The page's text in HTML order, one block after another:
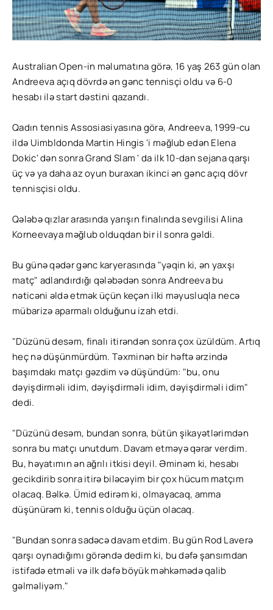
Australian Open-in məlumatına görə, 16 yaş 263 gün olan
Andreeva açıq dövrdə ən gənc tennisçi oldu və 6-0
hesabı ilə start dəstini qazandı.
Qadın tennis Assosiasiyasına görə, Andreeva, 1999-cu
ildə Uimbldonda Martin Hingis 'i məğlub edən Elena
Dokic' dən sonra Grand Slam ' da ilk 10-dan sejana qarşı
üç və ya daha az oyun buraxan ikinci ən gənc açıq dövr
tennisçisi oldu.
Qələbə qızlar arasında yarışın finalında sevgilisi Alina
Korneevaya məğlub olduqdan bir il sonra gəldi.
Bu günə qədər gənc karyerasında "yəqin ki, ən yaxşı
matç" adlandırdığı qələbədən sonra Andreeva bu
nəticəni əldə etmək üçün keçən ilki məyusluqla necə
mübarizə aparmalı olduğunu izah etdi.
"Düzünü desəm, finalı itirəndən sonra çox üzüldüm. Artıq
heç nə düşünmürdüm. Təxminən bir həftə ərzində
başımdakı matçı gəzdim və düşündüm: "bu, onu
dəyişdirməli idim, dəyişdirməli idim, dəyişdirməli idim"
dedi.
"Düzünü desəm, bundan sonra, bütün şikayətlərimdən
sonra bu matçı unutdum. Davam etməyə qərar verdim.
Bu, həyatımın ən ağrılı itkisi deyil. Əminəm ki, hesabı
gecikdirib sonra itirə biləcəyim bir çox hücum matçım
olacaq. Bəlkə. Ümid edirəm ki, olmayacaq, amma
düşünürəm ki, tennis olduğu üçün olacaq.
"Bundan sonra sadəcə davam etdim. Bu gün Rod Laverə
qarşı oynadığımı görəndə dedim ki, bu dəfə şansımdan
istifadə etməli və ilk dəfə böyük məhkəmədə qalib
gəlməliyəm."